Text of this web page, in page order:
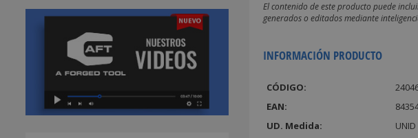
El contenido de este producto puede
generados o editados mediante
INFORMACIÓN PRODUCTO
CÓDIGO:
EAN:
UD. Medida:
UNID